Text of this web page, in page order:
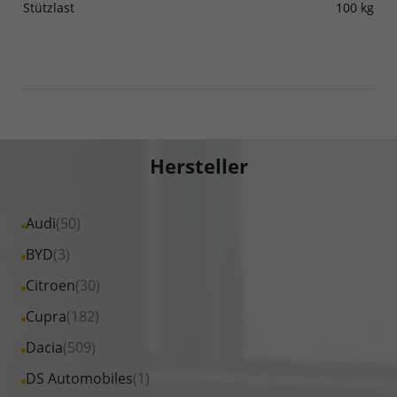
Stützlast 100 kg
Hersteller
Audi(50)
Alle
Fahrzeuge
Audi
anzeigen
BYD(3)
Alle
Fahrzeuge
BYD
anzeigen
Citroen(30)
Alle
Fahrzeuge
Citroen
anzeigen
Cupra(182)
Alle
Fahrzeuge
Cupra
Dacia(509)
Alle
Fahrzeuge
DS Automobiles(1)
Alle